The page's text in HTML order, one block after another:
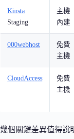
Kinsta
Staging
主機
內建
000webhost
免費
主機
CloudAccess
免費
主機
幾個關鍵差異值得說